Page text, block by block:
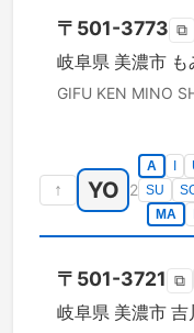
〒 501-3773 ⧉
岐阜県 美濃市
GIFU KEN MINO
↑ YO 2
A
SU
MA
〒 501-3721 ⧉
岐阜県 美濃市 吉